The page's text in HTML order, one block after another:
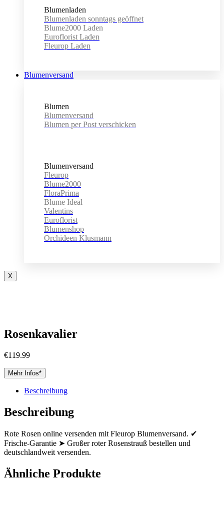
Blumenladen
Blumenladen sonntags geöffnet
Blume2000 Laden
Euroflorist Laden
Fleurop Laden
Blumenversand
Blumen
Blumenversand
Blumen per Post verschicken
Blumenversand
Fleurop
Blume2000
FloraPrima
Blume Ideal
Valentins
Euroflorist
Blumenshop
Orchideen Klusmann
X
Rosenkavalier
€119.99
Mehr Infos*
Beschreibung
Beschreibung
Rote Rosen online versenden mit Fleurop Blumenversand. ✔
Frische-Garantie ➤ Großer roter Rosenstrauß bestellen und
deutschlandweit versenden.
Ähnliche Produkte